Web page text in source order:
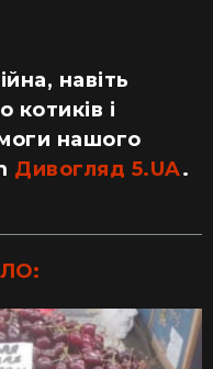
навіть
і
нашого
Дивогляд 5.UA.